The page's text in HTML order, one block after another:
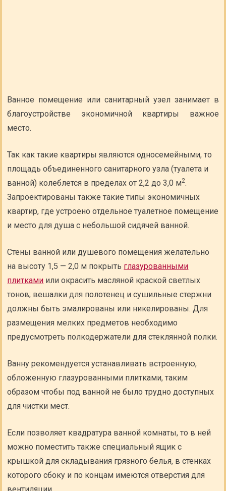
Ванное помещение или санитарный узел занимает в
благоустройстве экономичной квартиры важное
место.
Так как такие квартиры являются односемейными, то
площадь объединенного санитарного узла (туалета и
ванной) колеблется в пределах от 2,2 до 3,0 м2.
Запроектированы также такие типы экономичных
квартир, где устроено отдельное туалетное помещение
и место для душа с небольшой сидячей ванной.
Стены ванной или душевого помещения желательно
на высоту 1,5 — 2,0 м покрыть глазурованными
плитками или окрасить масляной краской светлых
тонов; вешалки для полотенец и сушильные стержни
должны быть эмалированы или никелированы. Для
размещения мелких предметов необходимо
предусмотреть полкодержатели для стеклянной полки.
Ванну рекомендуется устанавливать встроенную,
обложенную глазурованными плитками, таким
образом чтобы под ванной не было трудно доступных
для чистки мест.
Если позволяет квадратура ванной комнаты, то в ней
можно поместить также специальный ящик с
крышкой для складывания грязного белья, в стенках
которого сбоку и по концам имеются отверстия для